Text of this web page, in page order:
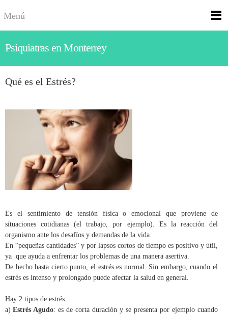
Menú
Psiquiatras en Monterrey
Qué es el Estrés?
Es el sentimiento de tensión física o emocional que proviene de
situaciones cotidianas (el trabajo, por ejemplo). Es la reacción del
organismo ante los desafíos y demandas de la vida.
En “pequeñas cantidades” y por lapsos cortos de tiempo es positivo y útil,
ya que ayuda a enfrentar los problemas de una manera asertiva.
De hecho hasta cierto punto, el estrés es normal. Sin embargo, cuando el
estrés es intenso y prolongado puede afectar la salud en general.
Hay 2 tipos de estrés:
a) Estrés Agudo: es de corta duración y se presenta por ejemplo cuando